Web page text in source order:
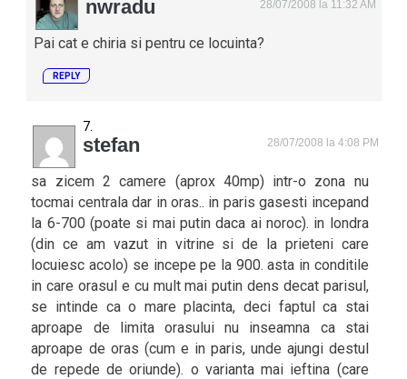
nwradu 28/07/2008 la 11:32 AM
Pai cat e chiria si pentru ce locuinta?
REPLY
stefan 28/07/2008 la 4:08 PM
sa zicem 2 camere (aprox 40mp) intr-o zona nu
tocmai centrala dar in oras.. in paris gasesti incepand
la 6-700 (poate si mai putin daca ai noroc). in londra
(din ce am vazut in vitrine si de la prieteni care
locuiesc acolo) se incepe pe la 900. asta in conditile
in care orasul e cu mult mai putin dens decat parisul,
se intinde ca o mare placinta, deci faptul ca stai
aproape de limita orasului nu inseamna ca stai
aproape de oras (cum e in paris, unde ajungi destul
de repede de oriunde). o varianta mai ieftina (care